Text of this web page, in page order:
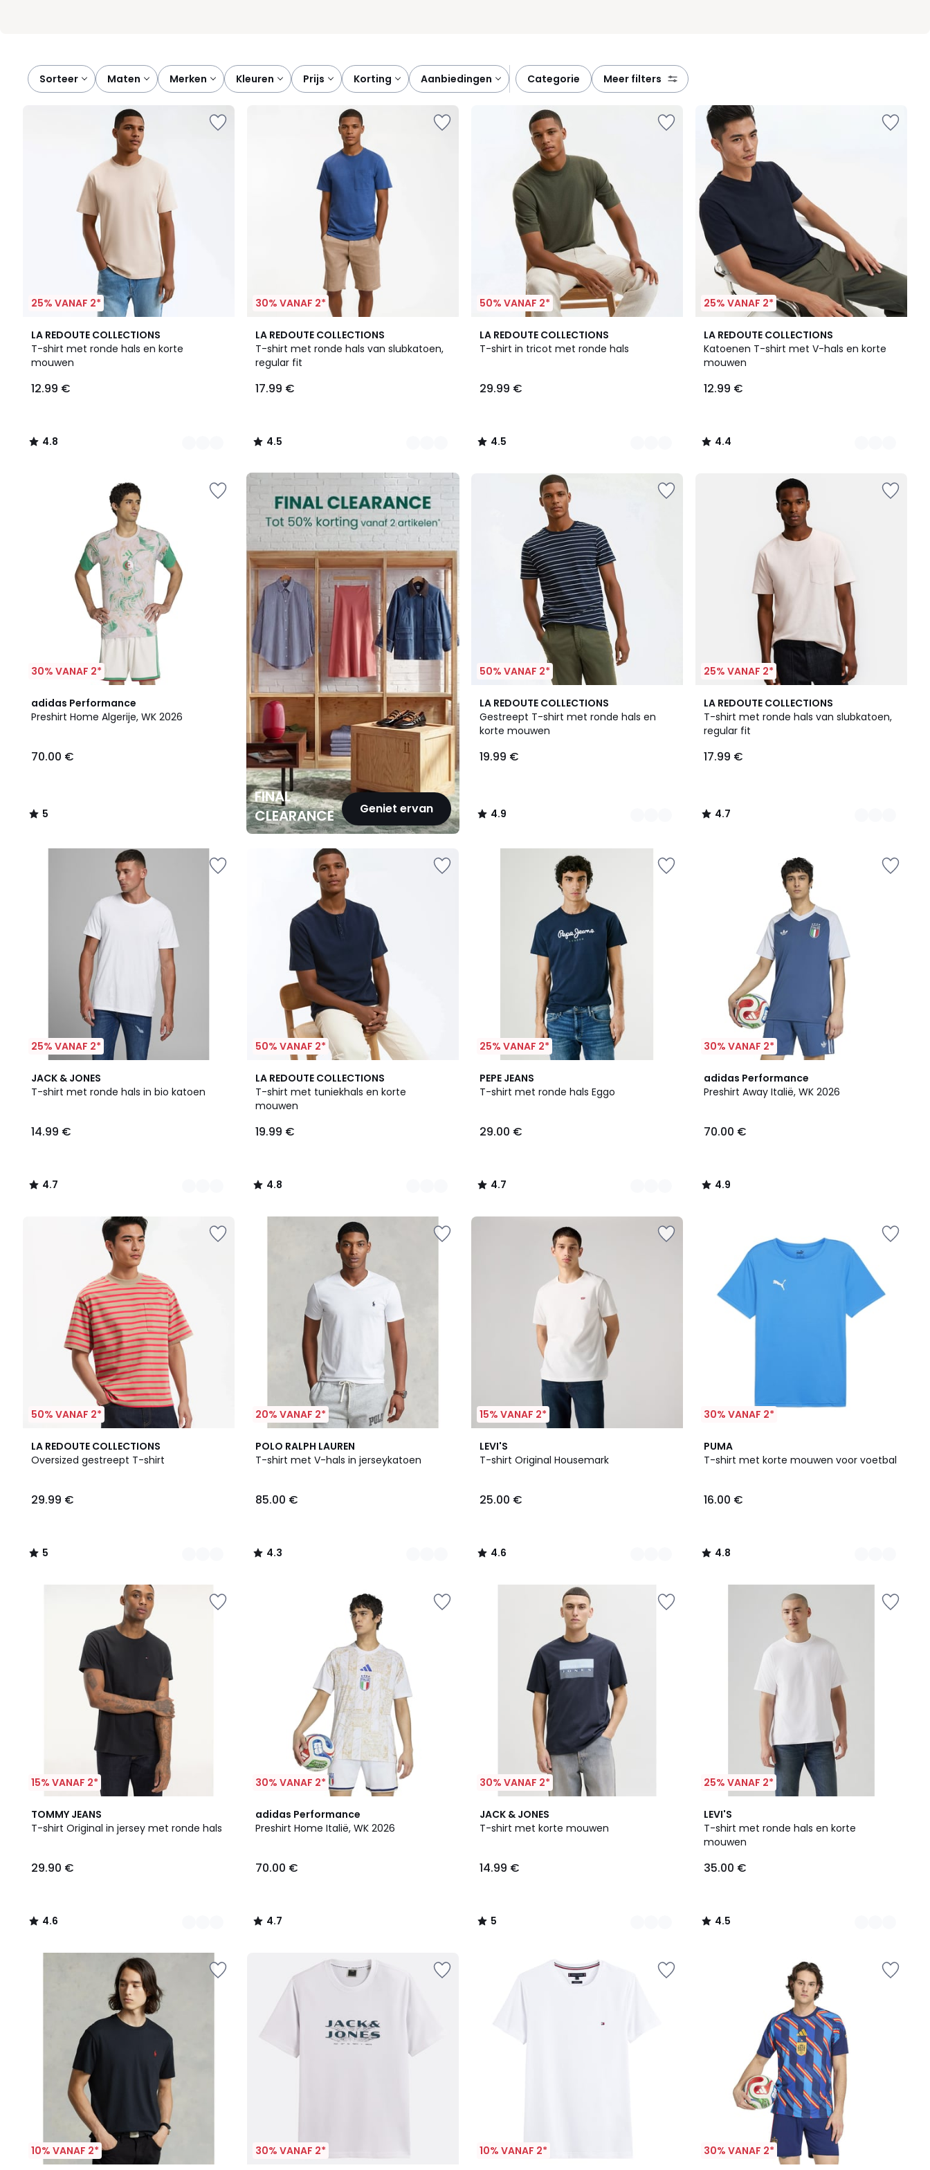
Sorteer maten merken kleuren prijs korting aanbiedingen categorie meer filters
25% VANAF 2*
LA REDOUTE COLLECTIONS
T-shirt met ronde hals en korte
mouwen
€.
12.99 €
4.8
/ 5
10
Kleuren
4.8
/
30% VANAF 2*
LA REDOUTE COLLECTIONS
T-shirt met ronde hals van slubkatoen,
regular fit
17.99 €
4.5
/ 5
2
Kleuren
4.5
/
50% VANAF 2*
LA REDOUTE COLLECTIONS
T-shirt in tricot met ronde hals
29.99 €
4.5
/ 5
3
Kleuren
4.5
/
25% VANAF 2*
LA REDOUTE COLLECTIONS
Katoenen T-shirt met V-hals en korte
mouwen
12.99 €
4.4
/ 5
5
Kleuren
4.4
/
30% VANAF 2*
adidas Performance
Preshirt Home Algerije, WK 2026
70.00 €
5
/
5
/
FINAL
CLEARANCE
Geniet ervan
FINAL
CLEARANCE
50% VANAF 2*
LA REDOUTE COLLECTIONS
Gestreept T-shirt met ronde hals en
korte mouwen
19.99 €
4.9
/ 5
2
Kleuren
4.9
/
25% VANAF 2*
LA REDOUTE COLLECTIONS
T-shirt met ronde hals van slubkatoen,
regular fit
17.99 €
4.7
/ 5
3
Kleuren
4.7
/
25% VANAF 2*
JACK & JONES
T-shirt met ronde hals in bio katoen
14.99 €
4.7
/ 5
4
Kleuren
4.7
/
50% VANAF 2*
LA REDOUTE COLLECTIONS
T-shirt met tuniekhals en korte
mouwen
19.99 €
4.8
/ 5
2
Kleuren
4.8
/
25% VANAF 2*
PEPE JEANS
T-shirt met ronde hals Eggo
29.00 €
4.7
/ 5
2
Kleuren
4.7
/
30% VANAF 2*
adidas Performance
Preshirt Away Italië, WK 2026
70.00 €
4.9
/ 5
4.9
/
50% VANAF 2*
LA REDOUTE COLLECTIONS
Oversized gestreept T-shirt
29.99 €
5
/
2
Kleuren
5
/
20% VANAF 2*
POLO RALPH LAUREN
T-shirt met V-hals in jerseykatoen
85.00 €
4.3
/ 5
4
Kleuren
4.3
/
15% VANAF 2*
LEVI'S
T-shirt Original Housemark
25.00 €
4.6
/ 5
4
Kleuren
4.6
/
30% VANAF 2*
PUMA
T-shirt met korte mouwen voor voetbal
16.00 €
4.8
/ 5
6
Kleuren
4.8
/
15% VANAF 2*
TOMMY JEANS
T-shirt Original in jersey met ronde hals
29.90 €
4.6
/ 5
6
Kleuren
4.6
/
30% VANAF 2*
adidas Performance
Preshirt Home Italië, WK 2026
70.00 €
4.7
/ 5
4.7
/
30% VANAF 2*
JACK & JONES
T-shirt met korte mouwen
14.99 €
5
/
2
Kleuren
5
/
25% VANAF 2*
LEVI'S
T-shirt met ronde hals en korte
mouwen
35.00 €
4.5
/ 5
3
Kleuren
4.5
/
10% VANAF 2* 30% VANAF 2* 10% VANAF 2* 30% VANAF 2*